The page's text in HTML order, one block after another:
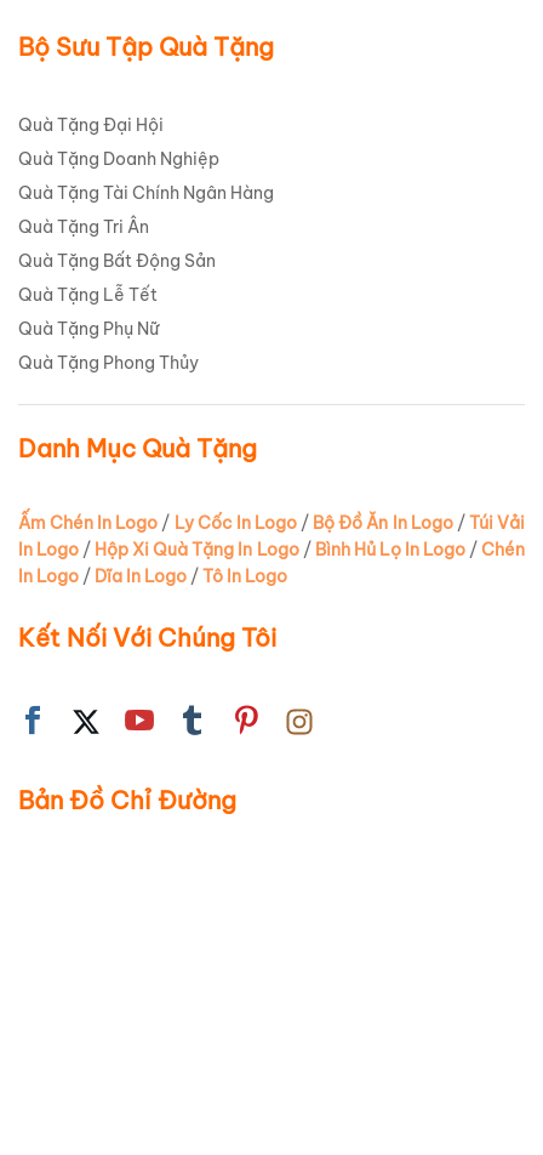
Bộ Sưu Tập Quà Tặng
Quà Tặng Đại Hội
Quà Tặng Doanh Nghiệp
Quà Tặng Tài Chính Ngân Hàng
Quà Tặng Tri Ân
Quà Tặng Bất Động Sản
Quà Tặng Lễ Tết
Quà Tặng Phụ Nữ
Quà Tặng Phong Thủy
Danh Mục Quà Tặng
Ấm Chén In Logo / Ly Cốc In Logo/ Bộ Đồ Ăn In Logo/Túi Vải
In Logo / Hộp Xi Quà Tặng In Logo/ Bình Hủ Lọ In Logo/Chén
In Logo / Dĩa In Logo /Tô In Logo
Kết Nối Với Chúng Tôi
Bản Đồ Chỉ Đường